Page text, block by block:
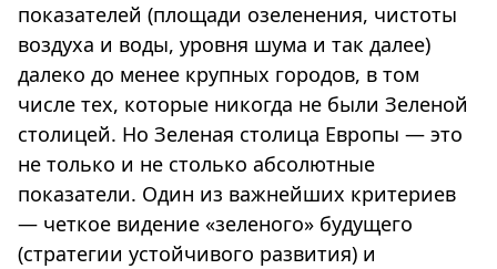
показателей (площади озеленения, чистоты
воздуха и воды, уровня шума и так далее)
далеко до менее крупных городов, в том
числе тех, которые никогда не были Зеленой
столицей. Но Зеленая столица Европы — это
не только и не столько абсолютные
показатели. Один из важнейших критериев
— четкое видение «зеленого» будущего
(стратегии устойчивого развития) и